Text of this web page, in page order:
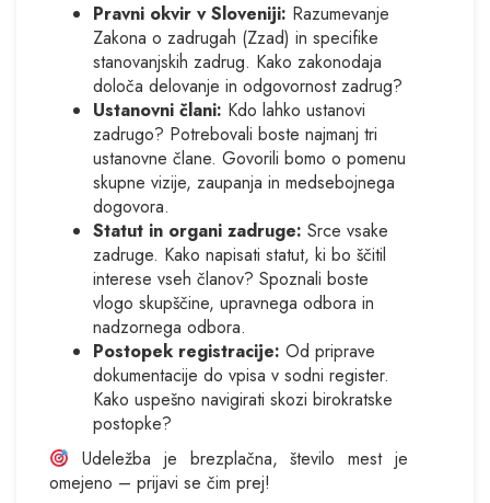
Pravni okvir v Sloveniji: Razumevanje
Zakona o zadrugah (Zzad) in specifike
stanovanjskih zadrug. Kako zakonodaja
določa delovanje in odgovornost zadrug?
Ustanovni člani: Kdo lahko ustanovi
zadrugo? Potrebovali boste najmanj tri
ustanovne člane. Govorili bomo o pomenu
skupne vizije, zaupanja in medsebojnega
dogovora.
Statut in organi zadruge: Srce vsake
zadruge. Kako napisati statut, ki bo ščitil
interese vseh članov? Spoznali boste
vlogo skupščine, upravnega odbora in
nadzornega odbora.
Postopek registracije: Od priprave
dokumentacije do vpisa v sodni register.
Kako uspešno navigirati skozi birokratske
postopke?
Udeležba je brezplačna, število mest je
omejeno – prijavi se čim prej!